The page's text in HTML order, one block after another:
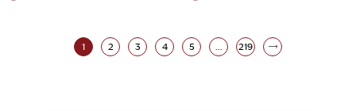
1 2 3 4 5 ... 219